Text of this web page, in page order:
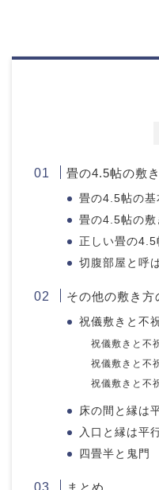
畳の4.5帖の敷
畳の4.5帖の基
畳の4.5帖の
正しい畳の
切腹部屋と呼
その他の敷き方
祝儀敷きと不
祝儀敷きと不
祝儀敷きと不
祝儀敷きと不
床の間と縁は
入口と縁は平
四畳半と鬼門
まとめ